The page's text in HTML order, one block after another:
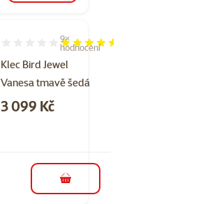
Klec Bird Jewel
Vanesa tmavě šedá
Hodnocení 91%, počet hodnocení: 9
9×
hodnocení
Cena
3 099 Kč
do košíku